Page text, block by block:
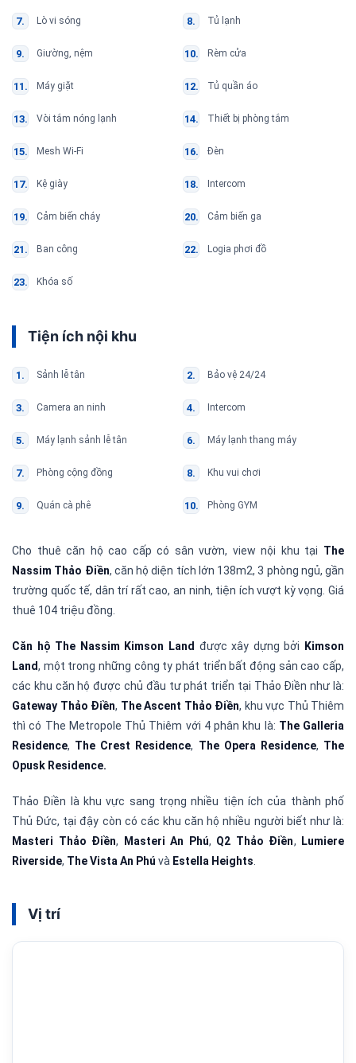
Lò vi sóng Tủ lạnh
Giường, nệm Rèm cửa
Máy giặt Tủ quần áo
Vòi tắm nóng lạnh Thiết bị phòng tắm
Mesh Wi-Fi Đèn
Kệ giày Intercom
Cảm biến cháy Cảm biến ga
Ban công Logia phơi đồ
Khóa số
Tiện ích nội khu
Sảnh lễ tân Bảo vệ 24/24
Camera an ninh Intercom
Máy lạnh sảnh lễ tân Máy lạnh thang máy
Phòng cộng đồng Khu vui chơi
Quán cà phê Phòng GYM
Cho thuê căn hộ cao cấp có sân vườn, view nội khu tại The
Nassim Thảo Điền, căn hộ diện tích lớn 138m2, 3 phòng ngủ, gần
trường quốc tế, dân trí rất cao, an ninh, tiện ích vượt kỳ vọng. Giá
thuê 104 triệu đồng.
Căn hộ The Nassim Kimson Land được xây dựng bởi
Kimson
Land, một trong những công ty phát triển bất động sản cao cấp,
các khu căn hộ được chủ đầu tư phát triển tại Thảo Điền như là:
Gateway Thảo Điền, The Ascent Thảo Điền, khu vực Thủ Thiêm
thì có The Metropole Thủ Thiêm với 4 phân khu là: The Galleria
Residence, The Crest Residence, The Opera Residence, The
Opusk Residence.
Thảo Điền là khu vực sang trọng nhiều tiện ích của thành phố
Thủ Đức, tại đậy còn có các khu căn hộ nhiều người biết như là:
Masteri Thảo Điền, Masteri An Phú, Q2 Thảo Điền,
Lumiere
Riverside, The Vista An Phú và Estella Heights.
Vị trí